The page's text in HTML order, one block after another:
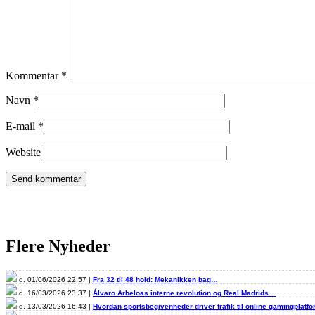
Kommentar *
Navn *
E-mail *
Website
Flere Nyheder
d. 01/06/2026 22:57 | Fra 32 til 48 hold: Mekanikken bag…
d. 16/03/2026 23:37 | Álvaro Arbeloas interne revolution og Real Madrids…
d. 13/03/2026 16:43 | Hvordan sportsbegivenheder driver trafik til online